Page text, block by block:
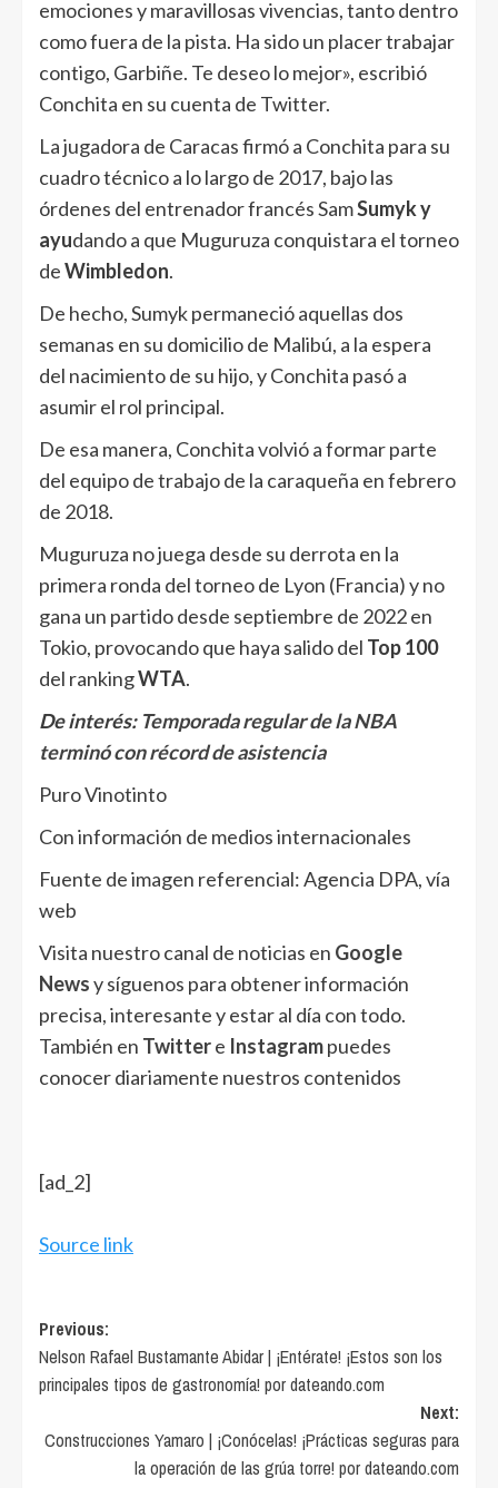
emociones y maravillosas vivencias, tanto dentro
como fuera de la pista. Ha sido un placer trabajar
contigo, Garbiñe. Te deseo lo mejor», escribió
Conchita en su cuenta de Twitter.
La jugadora de Caracas firmó a Conchita para su
cuadro técnico a lo largo de 2017, bajo las
órdenes del entrenador francés SamSumyk y
ayudando a que Muguruza conquistara el torneo
deWimbledon.
De hecho, Sumyk permaneció aquellas dos
semanas en su domicilio de Malibú, a la espera
del nacimiento de su hijo, y Conchita pasó a
asumir el rol principal.
De esa manera, Conchita volvió a formar parte
del equipo de trabajo de la caraqueña en febrero
de 2018.
Muguruza no juega desde su derrota en la
primera ronda del torneo de Lyon (Francia) y no
gana un partido desde septiembre de 2022 en
Tokio, provocando que haya salido del Top 100
del rankingWTA.
De interés: Temporada regular de la NBA
terminó con récord de asistencia
Puro Vinotinto
Con información de medios internacionales
Fuente de imagen referencial: Agencia DPA, vía
web
Visita nuestro canal de noticias en Google
Newsy síguenos para obtener información
precisa, interesante y estar al día con todo.
También en Twittere Instagrampuedes
conocer diariamente nuestros contenidos
[ad_2]
Source link
Post
navigation
Previous:
Nelson Rafael Bustamante Abidar | ¡Entérate! ¡Estos son los
principales tipos de gastronomía! por dateando.com
Next:
Construcciones Yamaro | ¡Conócelas! ¡Prácticas seguras para
la operación de las grúa torre! por dateando.com